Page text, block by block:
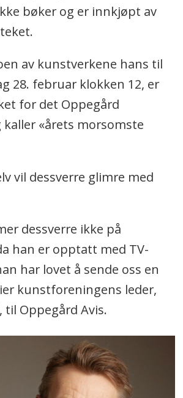
bøker og er innkjøpt av
av kunstverkene hans til
28. februar klokken 12, er
for det Oppegård
«årets morsomste
vil dessverre glimre med
dessverre ikke på
han er opptatt med TV-
har lovet å sende oss en
kunstforeningens leder,
til Oppegård Avis.